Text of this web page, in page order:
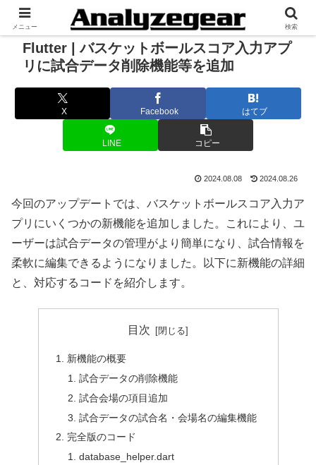
Flutter | バスケットボールスコア入力アプ
リに試合データ削除機能等を追加
X Facebook はてブ
LINE コピー
2024.08.08 2024.08.26
今回のアップデートでは、バスケットボールスコア入力ア
プリにいくつかの新機能を追加しました。これにより、ユ
ーザーは試合データの管理がより簡単になり、試合情報を
柔軟に編集できるようになりました。以下に新機能の詳細
と、対応するコードを紹介します。
目次
新機能の概要
試合データの削除機能
試合会場の項目追加
試合データの試合名・会場名の編集機能
完全版のコード
database_helper.dart
メニュー 検索